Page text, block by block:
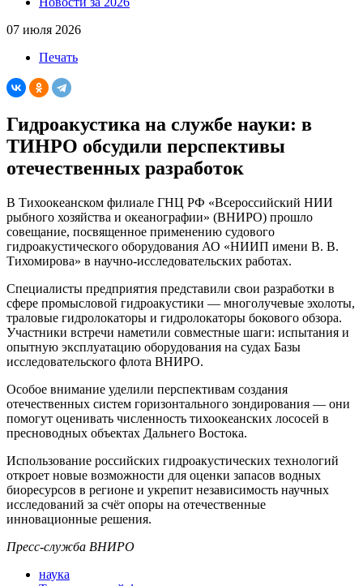
07 июля 2026
Печать
Гидроакустика на службе науки: в
ТИНРО обсудили перспективы
отечественных разработок
В Тихоокеанском филиале ГНЦ РФ «Всероссийский НИИ
рыбного хозяйства и океанографии» (ВНИРО) прошло
совещание, посвященное применению судового
гидроакустического оборудования АО «НИИП имени В. В.
Тихомирова» в научно‑исследовательских работах.
Специалисты предприятия представили свои разработки в
сфере промысловой гидроакустики — многолучевые эхолоты,
траловые гидролокаторы и гидролокаторы бокового обзора.
Участники встречи наметили совместные шаги: испытания и
опытную эксплуатацию оборудования на судах Базы
исследовательского флота ВНИРО.
Особое внимание уделили перспективам создания
отечественных систем горизонтального зондирования — они
помогут оценивать численность тихоокеанских лососей в
пресноводных объектах Дальнего Востока.
Использование российских гидроакустических технологий
откроет новые возможности для оценки запасов водных
биоресурсов в регионе и укрепит независимость научных
исследований за счёт опоры на отечественные
инновационные решения.
Пресс-служба ВНИРО
наука